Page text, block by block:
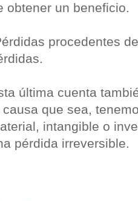
obtener un beneficio.
procedentes
última cuenta
causa que sea,
intangible o
pérdida irreversible.